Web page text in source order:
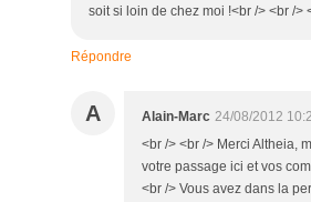
soit si loin de chez moi !<br /> <br />
Répondre
A Alain-Marc 24/08/2012
<br /> <br /> Merci Altheia,
votre passage ici et vos
<br /> Vous avez dans la